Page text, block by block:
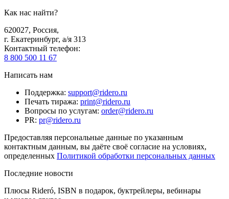
Как нас найти?
620027, Россия,
г. Екатеринбург, а/я 313
Контактный телефон:
8 800 500 11 67
Написать нам
Поддержка: support@ridero.ru
Печать тиража: print@ridero.ru
Вопросы по услугам: order@ridero.ru
PR: pr@ridero.ru
Предоставляя персональные данные по указанным
контактным данным, вы даёте своё согласие на условиях,
определенных Политикой обработки персональных данных
Последние новости
Плюсы Rideró, ISBN в подарок, буктрейлеры, вебинары